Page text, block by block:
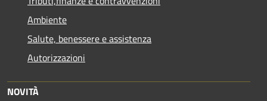
Ambiente
Salute, benessere e assistenza
Autorizzazioni
NOVITÀ